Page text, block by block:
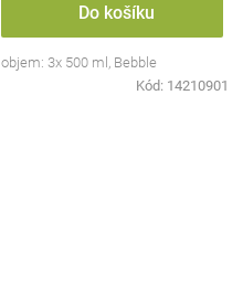
Do košíku
objem: 3x 500 ml, Bebble
Kód: 14210901